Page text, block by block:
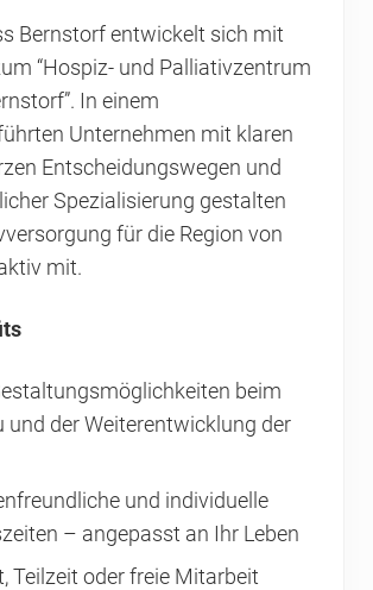
Bernstorf entwickelt sich mit
“Hospiz- und Palliativzentrum
In einem
Unternehmen mit klaren
Entscheidungswegen und
Spezialisierung gestalten
für die Region von
mit.
beim
und der Weiterentwicklung der
und individuelle
– angepasst an Ihr Leben
Teilzeit oder freie Mitarbeit